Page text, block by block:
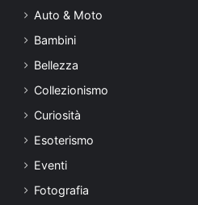
Auto & Moto
Bambini
Bellezza
Collezionismo
Curiosità
Esoterismo
Eventi
Fotografia